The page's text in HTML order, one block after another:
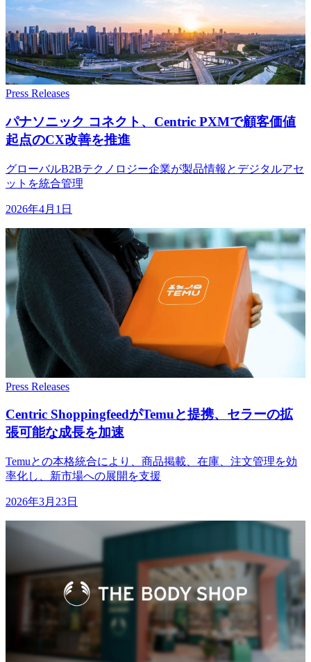
Press Releases
パナソニック コネクト、 Centric PXMで顧客価値
起点のCX改善を推進
グローバルB2Bテクノロジー企業が製品情報とデジタルアセ
ットを統合管理
2026年4月1日
Press Releases
Centric ShoppingfeedがTemuと提携、 セラーの拡
張可能な成長を加速
Temuとの本格統合により、商品掲載、在庫、注文管理を効
率化し、新市場への展開を支援
2026年3月23日